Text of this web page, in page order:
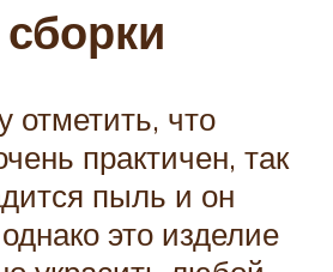
отметить, что
практичен, так
пыль и он
это изделие